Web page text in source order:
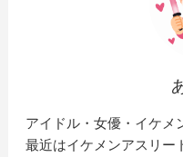
アイドル・女優・イケ
最近はイケメンアスリー